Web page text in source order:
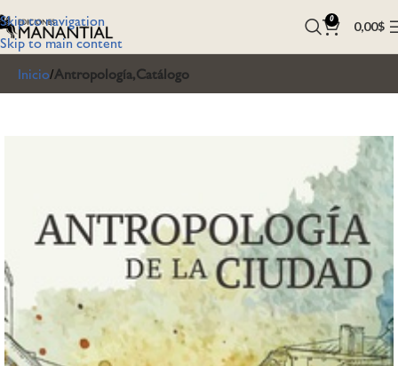
Skip to navigation
Skip to main content
0 0,00$
Inicio Antropología,Catálogo